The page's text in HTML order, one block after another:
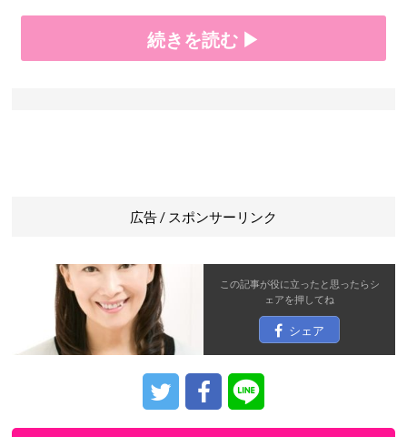
続きを読む ▶
広告 / スポンサーリンク
この記事が役に立ったと思ったらシ
ェアを押してね
シェア